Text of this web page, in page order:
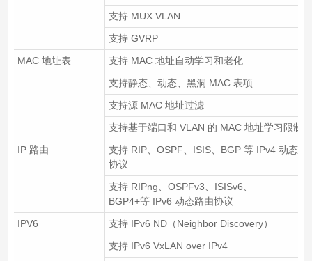
支持 MUX VLAN
支持 GVRP
MAC 地址表
支持 MAC 地址自动学习和老化
支持静态、动态、黑洞 MAC 表项
支持源 MAC 地址过滤
支持基于端口和 VLAN 的 MAC 地址学习限制
IP 路由
支持 RIP、OSPF、ISIS、BGP 等 IPv4 动态路
协议
支持 RIPng、OSPFv3、ISISv6、
BGP4+等 IPv6 动态路由协议
IPV6
支持 IPv6 ND（Neighbor Discovery）
支持 IPv6 VxLAN over IPv4